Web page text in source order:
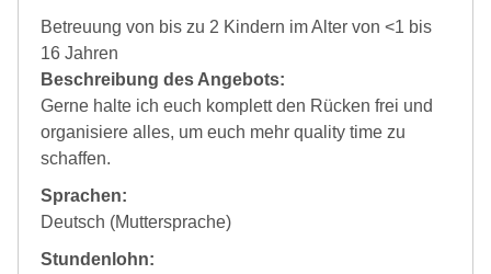
Betreuung von bis zu 2 Kindern im Alter von <1 bis
16 Jahren
Beschreibung des Angebots:
Gerne halte ich euch komplett den Rücken frei und
organisiere alles, um euch mehr quality time zu
schaffen.
Sprachen:
Deutsch (Muttersprache)
Stundenlohn: